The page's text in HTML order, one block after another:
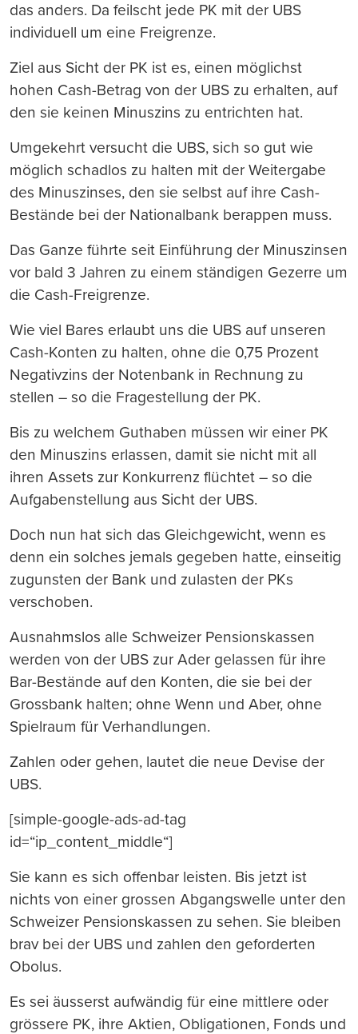
das anders. Da feilscht jede PK mit der UBS
individuell um eine Freigrenze.
Ziel aus Sicht der PK ist es, einen möglichst
hohen Cash-Betrag von der UBS zu erhalten, auf
den sie keinen Minuszins zu entrichten hat.
Umgekehrt versucht die UBS, sich so gut wie
möglich schadlos zu halten mit der Weitergabe
des Minuszinses, den sie selbst auf ihre Cash-
Bestände bei der Nationalbank berappen muss.
Das Ganze führte seit Einführung der Minuszinsen
vor bald 3 Jahren zu einem ständigen Gezerre um
die Cash-Freigrenze.
Wie viel Bares erlaubt uns die UBS auf unseren
Cash-Konten zu halten, ohne die 0,75 Prozent
Negativzins der Notenbank in Rechnung zu
stellen – so die Fragestellung der PK.
Bis zu welchem Guthaben müssen wir einer PK
den Minuszins erlassen, damit sie nicht mit all
ihren Assets zur Konkurrenz flüchtet – so die
Aufgabenstellung aus Sicht der UBS.
Doch nun hat sich das Gleichgewicht, wenn es
denn ein solches jemals gegeben hatte, einseitig
zugunsten der Bank und zulasten der PKs
verschoben.
Ausnahmslos alle Schweizer Pensionskassen
werden von der UBS zur Ader gelassen für ihre
Bar-Bestände auf den Konten, die sie bei der
Grossbank halten; ohne Wenn und Aber, ohne
Spielraum für Verhandlungen.
Zahlen oder gehen, lautet die neue Devise der
UBS.
[simple-google-ads-ad-tag
id=“ip_content_middle“]
Sie kann es sich offenbar leisten. Bis jetzt ist
nichts von einer grossen Abgangswelle unter den
Schweizer Pensionskassen zu sehen. Sie bleiben
brav bei der UBS und zahlen den geforderten
Obolus.
Es sei äusserst aufwändig für eine mittlere oder
grössere PK, ihre Aktien, Obligationen, Fonds und